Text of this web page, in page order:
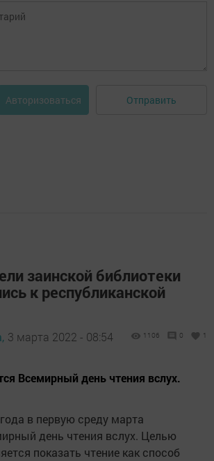
Авторизоваться Отправить
заинской библиотеки
к республиканской
3 марта 2022 - 08:54 1106 0 1
Всемирный день чтения вслух.
в первую среду марта
день чтения вслух. Целью
показать чтение как способ